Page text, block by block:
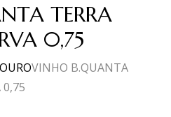
TERRA
0,75
VINHO B.QUANTA
0,75